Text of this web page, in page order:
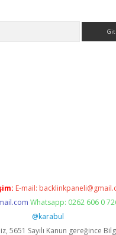
E-mail:
Whatsapp: 0262 606 0
@karabul
5651 Sayılı Kanun gereğince